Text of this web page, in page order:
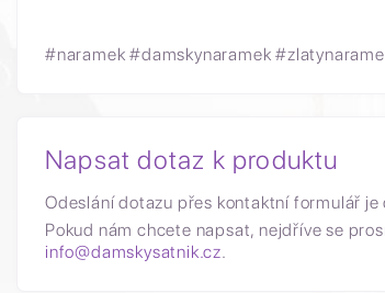
#naramek #damskynaramek
Napsat dotaz k produktu
Odeslání dotazu přes kontaktní formulář
Pokud nám chcete napsat, nejdříve se
info@damskysatnik.cz.